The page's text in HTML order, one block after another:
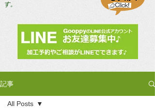
す。
記事
All Posts